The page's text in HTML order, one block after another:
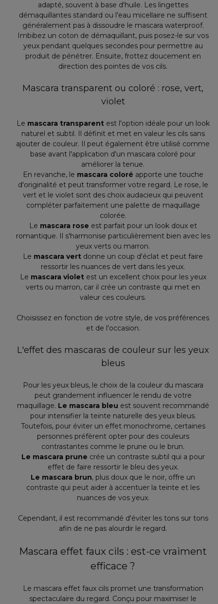
adapté, souvent à base d'huile. Les lingettes
démaquillantes standard ou l'eau micellaire ne suffisent
généralement pas à dissoudre le mascara waterproof.
Imbibez un coton de démaquillant, puis posez-le sur vos
yeux pendant quelques secondes pour permettre au
produit de pénétrer. Ensuite, frottez doucement en
direction des pointes de vos cils.
Mascara transparent ou coloré : rose, vert,
violet
Le mascara transparentest l'option idéale pour un look
naturel et subtil. Il définit et met en valeur les cils sans
ajouter de couleur. Il peut également être utilisé comme
base avant l'application d'un mascara coloré pour
améliorer la tenue.
En revanche, le mascara coloré apporte une touche
d'originalité et peut transformer votre regard. Le rose, le
vert et le violet sont des choix audacieux qui peuvent
compléter parfaitement une palette de maquillage
colorée.
Le mascara rose est parfait pour un look doux et
romantique. Il s'harmonise particulièrement bien avec les
yeux verts ou marron.
Le mascara vert donne un coup d'éclat et peut faire
ressortir les nuances de vert dans les yeux.
Le mascara violetest un excellent choix pour les yeux
verts ou marron, car il crée un contraste qui met en
valeur ces couleurs.
Choisissez en fonction de votre style, de vos préférences
et de l'occasion.
L'effet des mascaras de couleur sur les yeux
bleus
Pour les yeux bleus, le choix de la couleur du mascara
peut grandement influencer le rendu de votre
maquillage. Le mascara bleu est souvent recommandé
pour intensifier la teinte naturelle des yeux bleus.
Toutefois, pour éviter un effet monochrome, certaines
personnes préfèrent opter pour des couleurs
contrastantes comme le prune ou le brun.
Le mascara prune crée un contraste subtil qui a pour
effet de faire ressortir le bleu des yeux.
Le mascara brun, plus doux que le noir, offre un
contraste qui peut aider à accentuer la teinte et les
nuances de vos yeux.
Cependant, il est recommandé d'éviter les tons sur tons
afin de ne pas alourdir le regard.
Mascara effet faux cils : est-ce vraiment
efficace ?
Le mascara effet faux cils promet une transformation
spectaculaire du regard. Conçu pour maximiser le